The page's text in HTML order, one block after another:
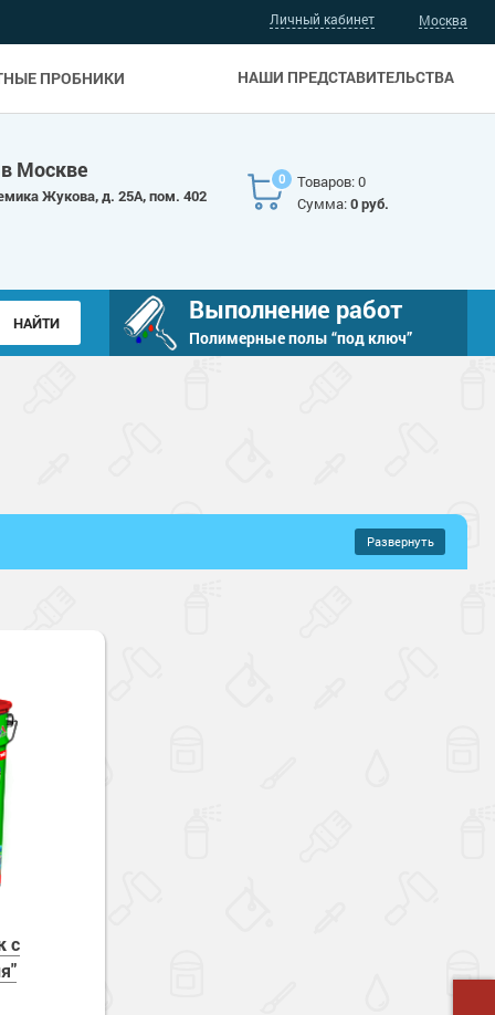
Личный кабинет
НАШИ ПРЕДСТАВИТЕЛЬСТВА
ПРОБНИКИ
Москва
Москве
Жукова, д. 25А, пом. 402
0
Товаров: 0
Сумма:0 руб.
Выполнение работ
Полимерные полы “под ключ”
Развернуть
прочность
с